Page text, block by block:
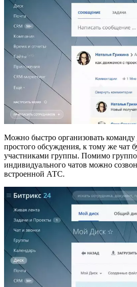
Можно быстро организовать
простого обсуждения, к тому же чат
участниками группы. Помимо
индивидуального чатов можно
встроенной АТС.